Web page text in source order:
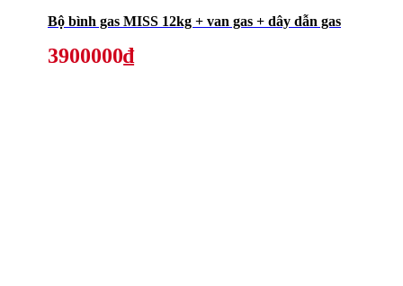
Bộ bình gas MISS 12kg + van gas + dây dẫn gas
3900000₫